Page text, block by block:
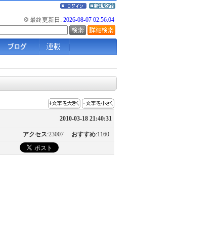
最終更新日: 2026-08-07 02:56:04
2010-03-18 21:40:31
アクセス:23007 おすすめ:1160